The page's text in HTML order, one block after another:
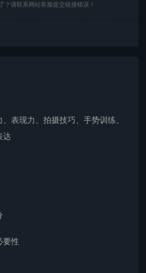
？请联系网站客服提交链接错误！
表现力、拍摄技巧、手势训练、
达
要性